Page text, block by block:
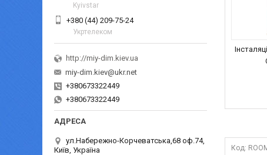
Kyivstar
+380 (44) 209-75-24
Укртелеком
http://miy-dim.kiev.ua
miy-dim.kiev@ukr.net
+380673322449
+380673322449
ул.Набережно-Корчеватська,68 оф.74,
Київ, Україна